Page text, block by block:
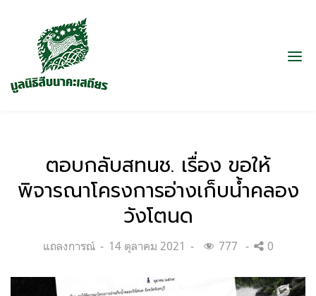
ตอบกลับสทนช. เรื่อง ขอให้
พิจารณาโครงการอ่างเก็บน้ำคลอง
วังโตนด
Categories:
แถลงการณ์
Posted
14 ตุลาคม 2021 777 0